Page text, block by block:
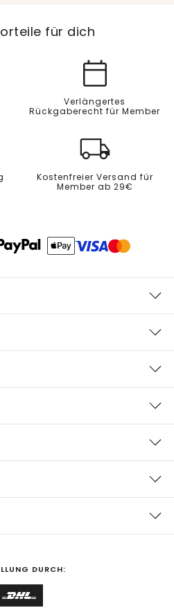
für dich
Verlängertes
Rückgaberecht für Member
Kostenfreier Versand für
Member ab 29€
DURCH: